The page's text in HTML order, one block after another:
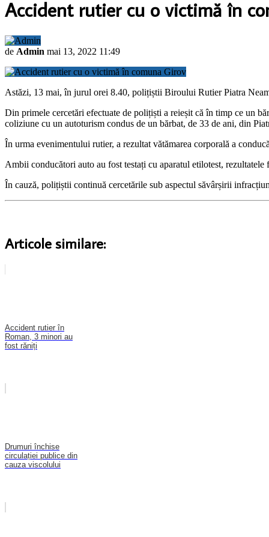
Accident rutier cu o victimă în
de Admin mai 13, 2022 11:49
Astăzi, 13 mai, în jurul orei 8.40, polițiștii Biroului Rutier Piatra
Din primele cercetări efectuate de polițiști a reieșit că în timp ce un
coliziune cu un autoturism condus de un bărbat, de 33 de ani, din
În urma evenimentului rutier, a rezultat vătămarea corporală a
Ambii conducători auto au fost testați cu aparatul etilotest, rezultatele
În cauză, polițiștii continuă cercetările sub aspectul săvârșirii
Articole similare:
Accident rutier în
Roman, 3 minori au
fost răniți
Drumuri închise
circulației publice din
cauza viscolului